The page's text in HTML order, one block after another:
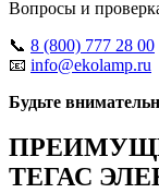
Вопросы и
📞 8 (800) 777 28 00
📧 info@ekolamp.ru
Будьте
ТЕГАС